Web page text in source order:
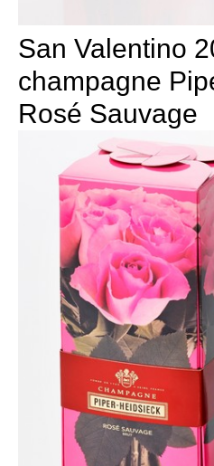
San Valentino
champagne
Rosé Sauvage